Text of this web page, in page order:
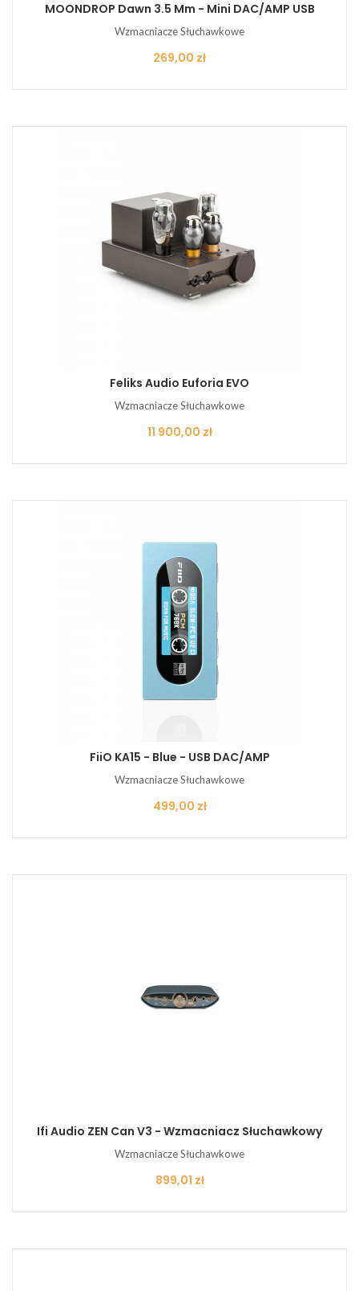
MOONDROP Dawn 3.5 Mm - Mini DAC/AMP USB
Wzmacniacze Słuchawkowe
Cena
269,00 zł
Feliks Audio Euforia EVO
Wzmacniacze Słuchawkowe
Cena
11 900,00 zł
FiiO KA15 - Blue - USB DAC/AMP
Wzmacniacze Słuchawkowe
Cena
499,00 zł
Ifi Audio ZEN Can V3 - Wzmacniacz Słuchawkowy
Wzmacniacze Słuchawkowe
Cena
899,01 zł